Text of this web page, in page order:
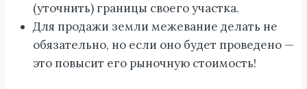
(уточнить) границы своего участка.
Для продажи земли межевание делать не
обязательно, но если оно будет проведено —
это повысит его рыночную стоимость!